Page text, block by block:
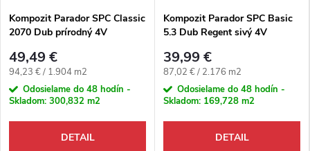
Kompozit Parador SPC Classic
2070 Dub prírodný 4V
49,49 €
Jednotková cena:
94,23 € / 1.904 m2
Odosielame do 48 hodín -
Skladom: 300,832 m2
DETAIL
Kompozit Parador SPC Basic
5.3 Dub Regent sivý 4V
39,99 €
Jednotková cena:
87,02 € / 2.176 m2
Odosielame do 48 hodín -
Skladom: 169,728 m2
DETAIL